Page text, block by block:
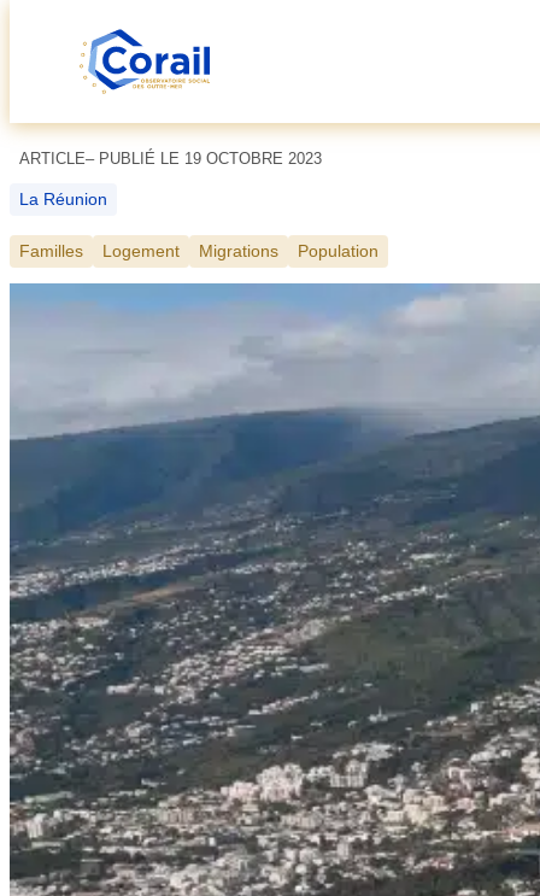
Aller
contenu
ARTICLE– PUBLIÉ LE 19 OCTOBRE 2023
La Réunion
Familles Logement Migrations Population